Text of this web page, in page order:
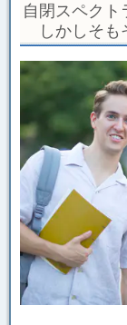
自閉スペク
しかしそも